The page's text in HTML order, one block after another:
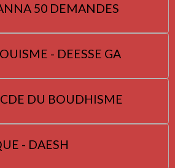
50 DEMANDES
- DEESSE GA
DU BOUDHISME
- DAESH